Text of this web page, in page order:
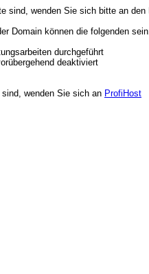
wenden Sie sich bitte an den
Domain können die folgenden
durchgeführt
deaktiviert
wenden Sie sich an ProfiHost